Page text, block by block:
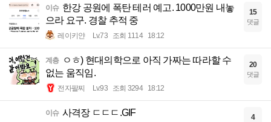
이슈 한강 공원에 폭탄 테러 예고. 1000만원 내놓
으라 요구. 경찰 추적 중
레이키얀 Lv.73 조회 1114 18:12
15
댓글
계층
ㅇㅎ) 현대의학으로 아직 가짜는 따라할 수
없는 움직임.
전자팔찌 Lv.93 조회 3294 18:12
20
댓글
이슈 사격장 ㄷㄷㄷ.GIF 4